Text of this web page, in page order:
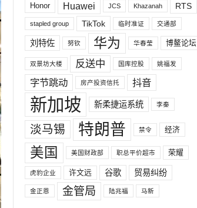
Honor Huawei JCS Khazanah RTS
stapled group TikTok 临时准证 交通部
刘特佐 努钦 华为 华春莹 博鳌论坛
双景坊大楼 反送中 国库控股 姚福发
字节跳动 房产投资信托 抖音
新加坡 新柔捷运系统 李秦
淡马锡 特朗普 禁令 经济
美国 美国财政部 职总平价超市 荣耀
虎豹企业 许文远 谷歌 贸易纠纷
金正恩 金管局 陆兆福 马新